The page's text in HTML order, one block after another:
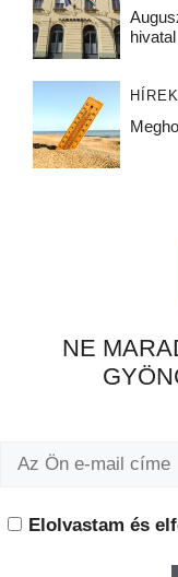
hivatal
NE
Elolvastam és